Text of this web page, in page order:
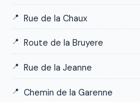
Rue de la Chaux
Route de la Bruyere
Rue de la Jeanne
Chemin de la Garenne